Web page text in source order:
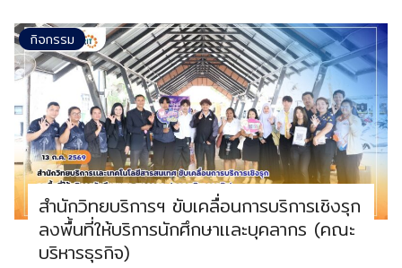
กิจกรรม
สำนักวิทยบริการฯ ขับเคลื่อนการบริการเชิงรุก
ลงพื้นที่ให้บริการนักศึกษาเเละบุคลากร (คณะ
บริหารธุรกิจ)